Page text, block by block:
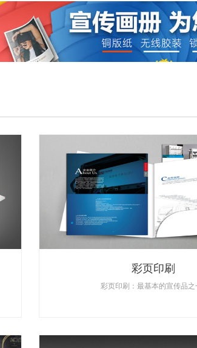
彩页印刷
彩页印刷：最基本的宣传品之